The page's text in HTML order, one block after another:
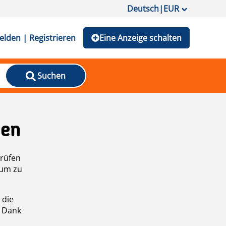
Deutsch|EUR
| Registrieren Eine Anzeige schalten
Suchen
zu
die